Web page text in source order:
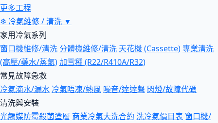
更多工程
❄ 冷氣維修 / 清洗 ▼
家用冷氣系列
窗口機維修/清洗 分體機維修/清洗 天花機 (Cassette)專業清洗
(高壓/藥水/蒸氣)加雪種 (R22/R410A/R32)
常見故障急救
冷氣滴水/漏水 冷氣唔凍/熱風 噪音/達達聲 閃燈/故障代碼
清洗與安裝
光觸媒防霉殺菌塗層 商業冷氣大洗合約 洗冷氣價目表 窗口機/